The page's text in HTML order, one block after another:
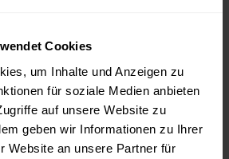
Cookies
um Inhalte und Anzeigen zu
für soziale Medien anbieten
auf unsere Website zu
geben wir Informationen zu Ihrer
Website an unsere Partner für
das persönliche Verhalten jedes Einzelnen
Hand!